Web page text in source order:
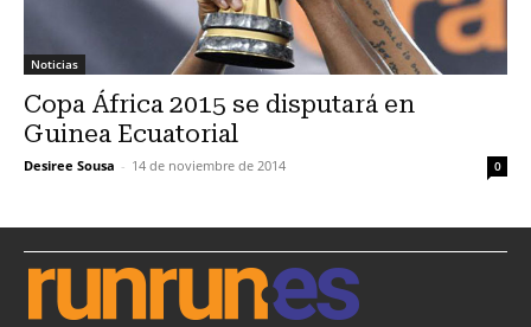
Noticias
Copa África 2015 se disputará en
Guinea Ecuatorial
Desiree Sousa - 14 de noviembre de 2014 0